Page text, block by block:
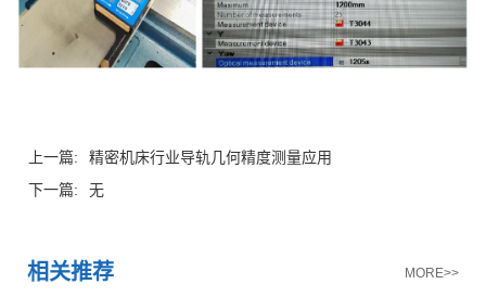
上一篇:
精密机床行业导轨几何精度测量应用
下一篇:
无
相关推荐 MORE>>